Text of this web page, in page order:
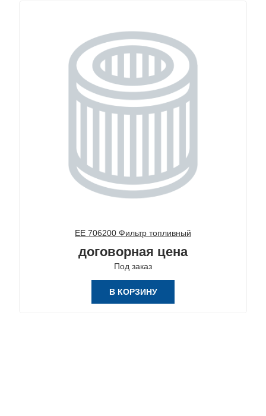
ЕЕ 706200 Фильтр топливный
договорная цена
Под заказ
В КОРЗИНУ